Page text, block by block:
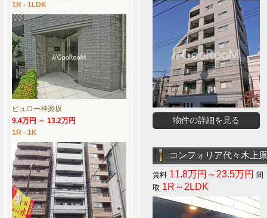
物件の詳細を見る
コンフォリア代々木上原
11.8万円～23.5万円
1R～2LDK
1R - 1LDK
ビュロー神楽坂
9.4万円 ～ 13.2万円
1R - 1K